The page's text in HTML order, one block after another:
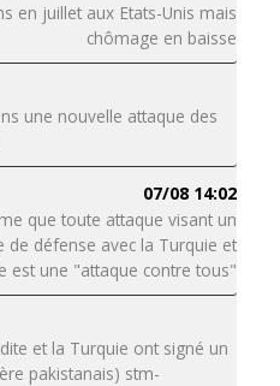
en juillet aux Etats-Unis mais
chômage en baisse
une nouvelle attaque des
07/08 14:02
que toute attaque visant un
de défense avec la Turquie et
est une "attaque contre tous"
et la Turquie ont signé un
pakistanais) stm-